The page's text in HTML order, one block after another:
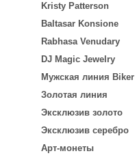
Kristy Patterson
Baltasar Konsione
Rabhasa Venudary
DJ Magic Jewelry
Мужская линия Biker
Золотая линия
Эксклюзив золото
Эксклюзив серебро
Арт-монеты